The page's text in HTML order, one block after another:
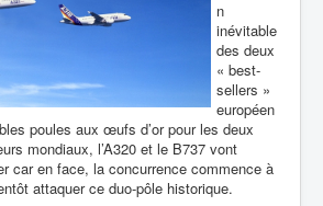
n
inévitable
des deux
« best-
sellers »
européen
poules aux œufs d’or pour les deux
mondiaux, l’A320 et le B737 vont
car en face, la concurrence commence à
attaquer ce duo-pôle historique.